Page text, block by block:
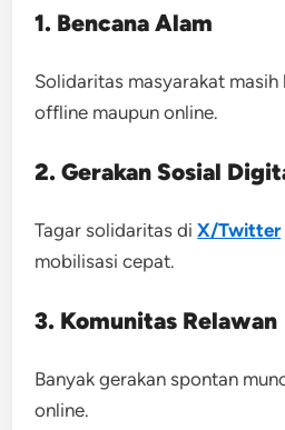
1. Bencana Alam
Solidaritas masyarakat masih
offline maupun online.
2. Gerakan Sosial
Tagar solidaritas diX/Twitter
mobilisasi cepat.
3. Komunitas Relawan
Banyak gerakan spontan
online.